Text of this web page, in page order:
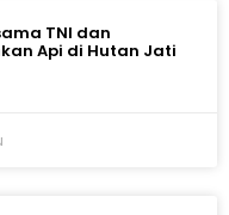
TNI dan
Api di Hutan Jati